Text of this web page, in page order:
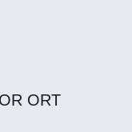
ORT